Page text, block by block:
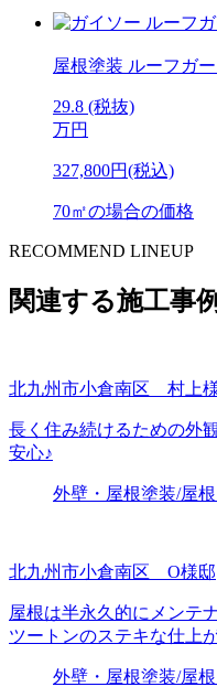
屋根塗装 ルーフガ
29.8 (税抜)
万円
327,800円(税込)
70㎡の場合の価格
RECOMMEND LINEUP
関連する施工事例
北九州市小倉南区 村上
長く住み続けるための外
安心♪
外壁・屋根塗装/屋
北九州市小倉南区 O様邸
屋根は半永久的にメンテ
ツートンのステキな仕上
外壁・屋根塗装/屋